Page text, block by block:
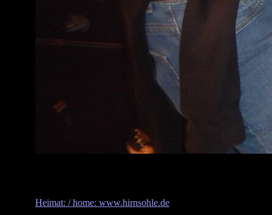
Heimat: / home: www.hirnsohle.de